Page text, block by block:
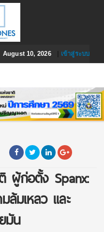
August 10, 2026| เข้าสู่ระบบ
ผู้ก่อตั้ง Spanx:
ล้มเหลว และ
มัน